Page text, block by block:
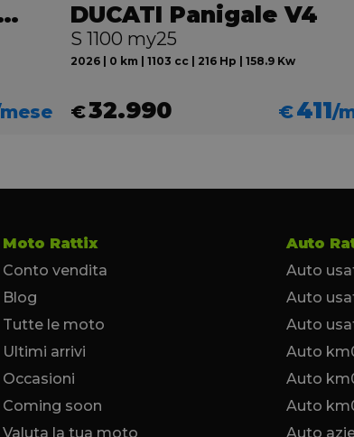
V2 DUCATI Panigale V4
S 1100 my25
2026 | 0 km | 1103 cc | 216 Hp | 158.9 Kw
€32.990 €411/
Moto Rattix
Conto vendita
Blog
Tutte le moto
Ultimi arrivi
Occasioni
Coming soon
Valuta la tua moto
Auto
Auto
Auto
Auto
Auto
Auto
Auto
Auto